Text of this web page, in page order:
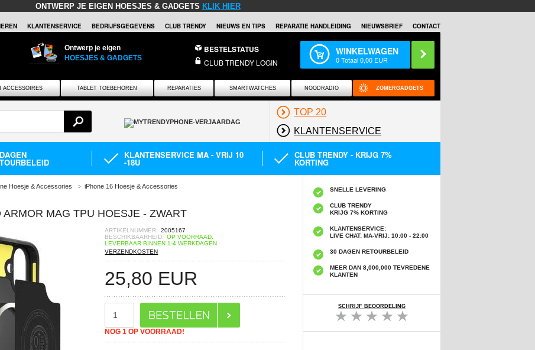
ONTWERP JE EIGEN HOESJES & GADGETS KLIK HIER
KLANTENSERVICE BEDRIJFSGEGEVENS CLUB TRENDY NIEUWS EN TIPS REPARATIE HANDLEIDING NIEUWSBRIEF CONTACT
Ontwerp je eigen
HOESJES & GADGETS
BESTELSTATUS
CLUB TRENDY LOGIN
WINKELWAGEN
0Totaal0,00 EUR
ACCESSOIRES TABLET TOEBEHOREN REPARATIES SMARTWATCHES NOODRADIO ZOMERGADGETS
TOP 20
KLANTENSERVICE
KLANTENSERVICE MA - VRIJ 10
-18U
CLUB TRENDY - KRIJG 7%
KORTING
Hoesje & Accessories iPhone 16 Hoesje & Accessories
MAG TPU HOESJE - ZWART
ARTIKELNUMMER: 2005167
BESCHIKBAARHEID: OP VOORRAAD.
LEVERBAAR BINNEN 1-4 WERKDAGEN
VERZENDKOSTEN
25,80 EUR
NOG 1 OP VOORRAAD!
SNELLE LEVERING
CLUB TRENDY
KRIJG 7% KORTING
KLANTENSERVICE:
LIVE CHAT: MA-VRIJ: 10:00 - 22:00
30 DAGEN RETOURBELEID
MEER DAN 8,000,000 TEVREDENE
KLANTEN
SCHRIJF BEOORDELING